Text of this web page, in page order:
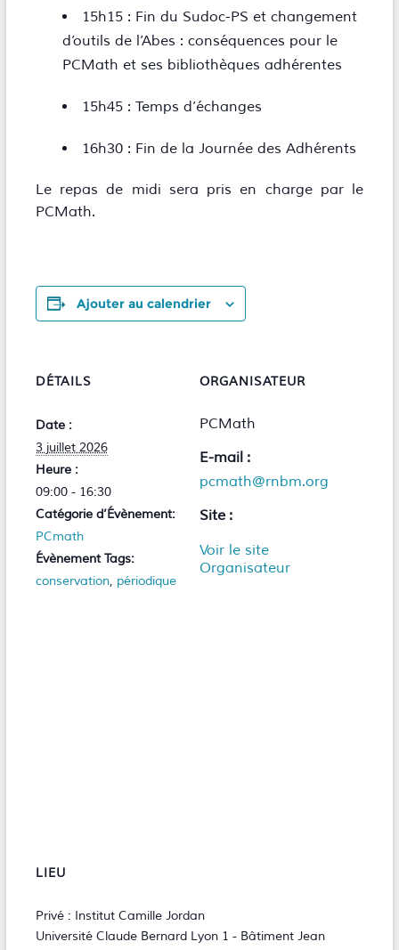
15h15 : Fin du Sudoc-PS et changement
d’outils de l’Abes : conséquences pour le
PCMath et ses bibliothèques adhérentes
15h45 : Temps d’échanges
16h30 : Fin de la Journée des Adhérents
Le repas de midi sera pris en charge par le
PCMath.
Ajouter au calendrier
DÉTAILS
Date :
3 juillet 2026
Heure :
09:00 - 16:30
Catégorie d’Évènement:
PCmath
Évènement Tags:
conservation, périodique
ORGANISATEUR
PCMath
E-mail :
pcmath@rnbm.org
Site :
Voir le site
Organisateur
LIEU
Privé : Institut Camille Jordan
Université Claude Bernard Lyon 1 - Bâtiment Jean